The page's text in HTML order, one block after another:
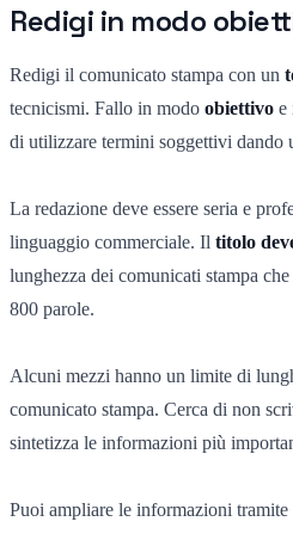
Redigi in modo
Redigi il comunicato stampa con un
tecnicismi. Fallo in modo obiettivo e
di utilizzare termini soggettivi dando
La redazione deve essere seria e
linguaggio commerciale. Il titolo
lunghezza dei comunicati stampa
800 parole.
Alcuni mezzi hanno un limite di
comunicato stampa. Cerca di non
sintetizza le informazioni più
Puoi ampliare le informazioni tramite